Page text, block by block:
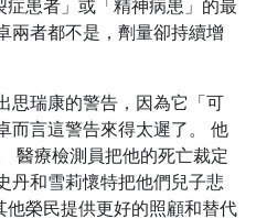
患者」或「精神病患」的最
兩者都不是，劑量卻持續增
思瑞康的警告，因為它「可
而言這警告來得太遲了。 他
醫療檢測員把他的死亡裁定
丹和雪莉懷特把他們兒子悲
榮民提供更好的照顧和替代